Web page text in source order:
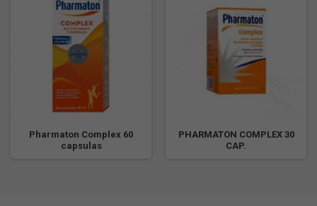
Pharmaton Complex 60
capsulas
PHARMATON COMPLEX 30
CAP.